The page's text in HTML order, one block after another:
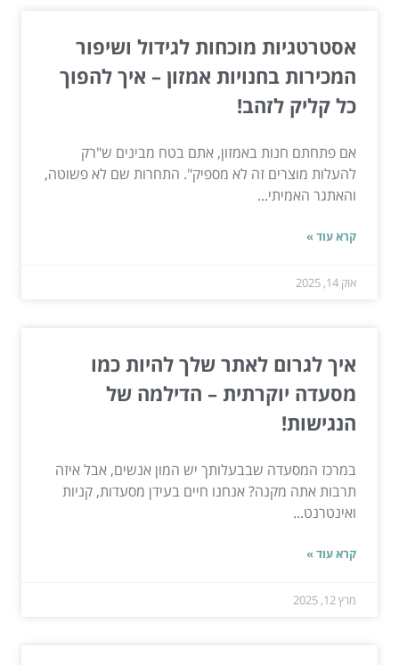
אסטרטגיות מוכחות לגידול ושיפור
המכירות בחנויות אמזון – איך להפוך
כל קליק לזהב!
אם פתחתם חנות באמזון, אתם בטח מבינים ש"רק
להעלות מוצרים זה לא מספיק". התחרות שם לא פשוטה,
והאתגר האמיתי...
קרא עוד »
אוק 14, 2025
איך לגרום לאתר שלך להיות כמו
מסעדה יוקרתית – הדילמה של
הנגישות!
במרכז המסעדה שבבעלותך יש המון אנשים, אבל איזה
תרבות אתה מקנה? אנחנו חיים בעידן מסעדות, קניות
ואינטרנט...
קרא עוד »
מרץ 12, 2025